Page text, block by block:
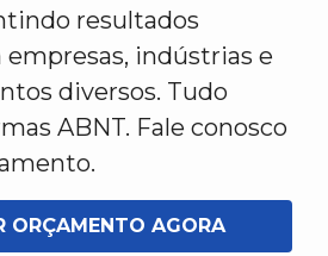
resultados
empresas, indústrias e
diversos. Tudo
ABNT. Fale conosco
ORÇAMENTO AGORA